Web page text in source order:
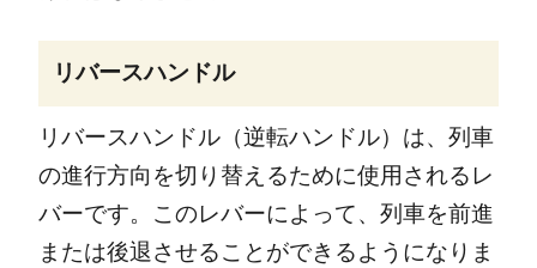
リバースハンドル
リバースハンドル（逆転ハンドル）は、列車
の進行方向を切り替えるために使用されるレ
バーです。このレバーによって、列車を前進
または後退させることができるようになりま